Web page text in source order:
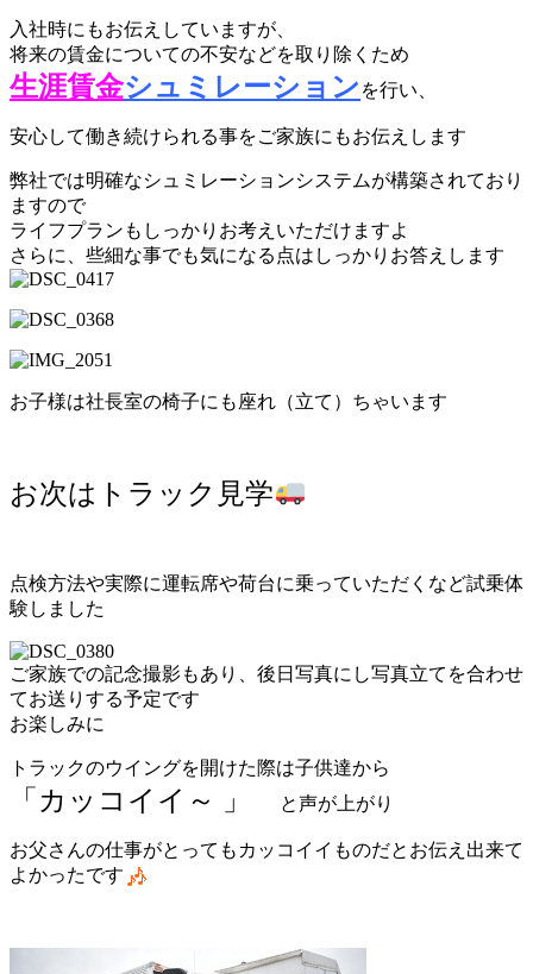
入社時にもお伝えしていますが、
将来の賃金についての不安などを取り除くため
生涯賃金シュミレーション を行い、
安心して働き続けられる事をご家族にもお伝えします
弊社では明確なシュミレーションシステムが構築されており
ますので
ライフプランもしっかりお考えいただけますよ
さらに、些細な事でも気になる点はしっかりお答えします
お子様は社長室の椅子にも座れ（立て）ちゃいます
お次はトラック見学
点検方法や実際に運転席や荷台に乗っていただくなど試乗体
験しました
ご家族での記念撮影もあり、後日写真にし写真立てを合わせ
てお送りする予定です
お楽しみに
トラックのウイングを開けた際は子供達から
「カッコイイ～ 」 と声が上がり
お父さんの仕事がとってもカッコイイものだとお伝え出来て
よかったです